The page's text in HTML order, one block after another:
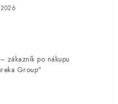
zákazník po nákupu
Group"